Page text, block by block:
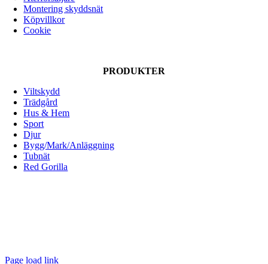
Montering skyddsnät
Köpvillkor
Cookie
PRODUKTER
Viltskydd
Trädgård
Hus & Hem
Sport
Djur
Bygg/Mark/Anläggning
Tubnät
Red Gorilla
Page load link